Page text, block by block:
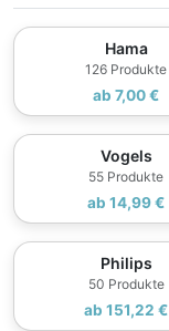
Hama
126 Produkte
ab 7,00 €
Vogels
55 Produkte
ab 14,99 €
Philips
50 Produkte
ab 151,22 €